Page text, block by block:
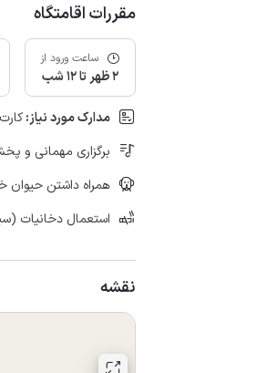
مقررات اقامتگاه
ساعت ورود از
2 ظهر تا 12 شب
مدارک مورد نیاز:
برگزاری مهمانی و
همراه داشتن حیوان
استعمال دخانیات
نقشه